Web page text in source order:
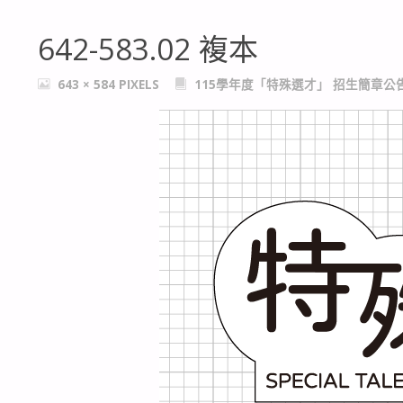
642-583.02 複本
FULL643 × 584 PIXELS 115學年度「特殊選才」 招生簡章公